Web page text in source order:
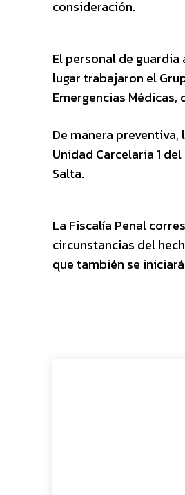
consideración.
El personal de
lugar trabajaron el
Emergencias
De manera
Unidad Carcelaria 1
Salta.
La Fiscalía Penal
circunstancias del
que también se